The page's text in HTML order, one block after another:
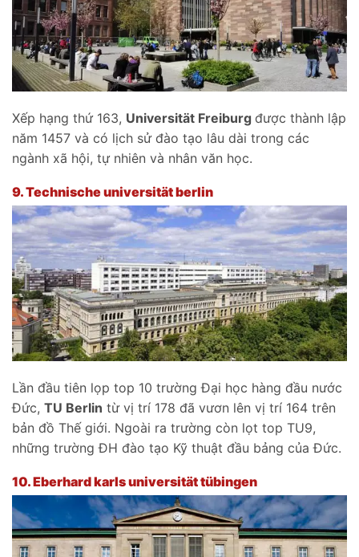
Xếp hạng thứ 163, Universität Freiburg được thành lập
năm 1457 và có lịch sử đào tạo lâu dài trong các
ngành xã hội, tự nhiên và nhân văn học.
9.Technische universität berlin
Lần đầu tiên lọp top 10 trường Đại học hàng đầu nước
Đức, TU Berlin từ vị trí 178 đã vươn lên vị trí 164 trên
bản đồ Thế giới. Ngoài ra trường còn lọt top TU9,
những trường ĐH đào tạo Kỹ thuật đầu bảng của Đức.
10.Eberhard karls universität tübingen